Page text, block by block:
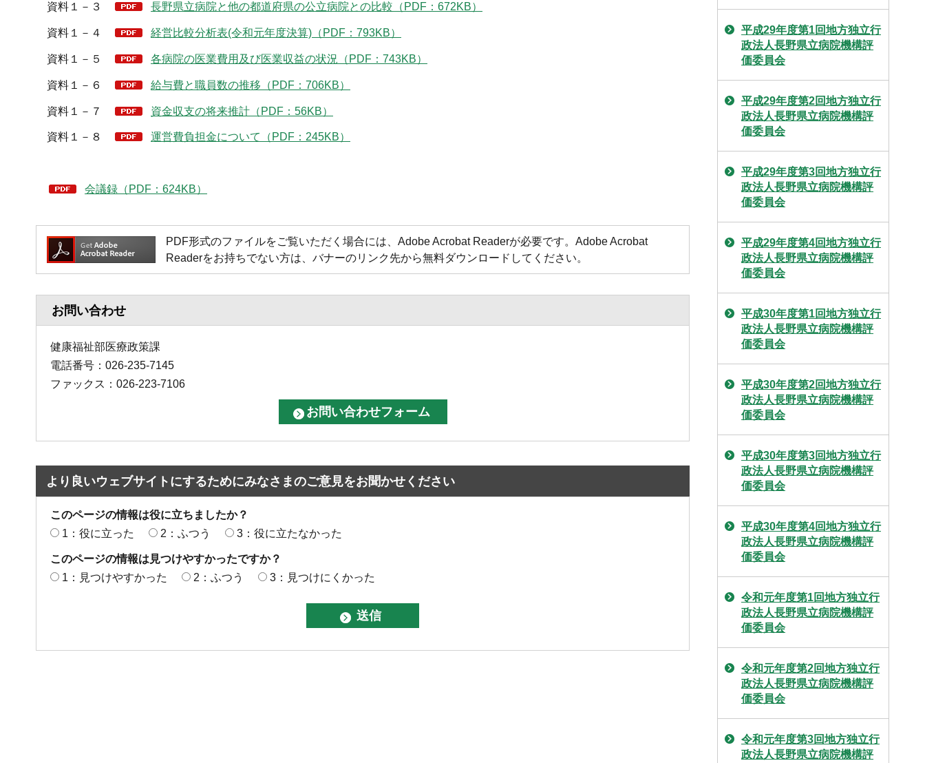
資料１－３ 長野県立病院と他の都道府県の公立病院との比較（PDF：672KB）
資料１－４ 経営比較分析表(令和元年度決算)（PDF：793KB）
資料１－５ 各病院の医業費用及び医業収益の状況（PDF：743KB）
資料１－６ 給与費と職員数の推移（PDF：706KB）
資料１－７ 資金収支の将来推計（PDF：56KB）
資料１－８ 運営費負担金について（PDF：245KB）
会議録（PDF：624KB）
PDF形式のファイルをご覧いただく場合には、Adobe Acrobat Readerが必要です。Adobe Acrobat
Readerをお持ちでない方は、バナーのリンク先から無料ダウンロードしてください。
お問い合わせ
健康福祉部医療政策課
電話番号：026-235-7145
ファックス：026-223-7106
より良いウェブサイトにするためにみなさまのご意見をお聞かせください
このページの情報は役に立ちましたか？
1：役に立った
2：ふつう 3：役に立たなかった
このページの情報は見つけやすかったですか？
1：見つけやすかった
2：ふつう 3：見つけにくかった
平成29年度第1回地方独立行
政法人長野県立病院機構評
価委員会
平成29年度第2回地方独立行
政法人長野県立病院機構評
価委員会
平成29年度第3回地方独立行
政法人長野県立病院機構評
価委員会
平成29年度第4回地方独立行
政法人長野県立病院機構評
価委員会
平成30年度第1回地方独立行
政法人長野県立病院機構評
価委員会
平成30年度第2回地方独立行
政法人長野県立病院機構評
価委員会
平成30年度第3回地方独立行
政法人長野県立病院機構評
価委員会
平成30年度第4回地方独立行
政法人長野県立病院機構評
価委員会
令和元年度第1回地方独立行
政法人長野県立病院機構評
価委員会
令和元年度第2回地方独立行
政法人長野県立病院機構評
価委員会
令和元年度第3回地方独立行
政法人長野県立病院機構評